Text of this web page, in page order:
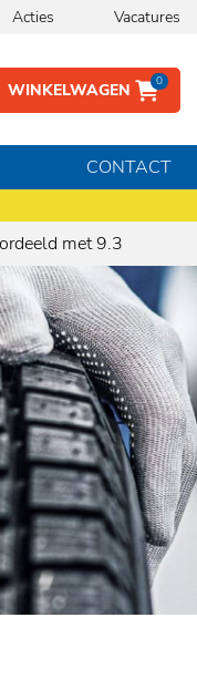
Acties Vacatures
WINKELWAGEN 0
CONTACT
met 9.3